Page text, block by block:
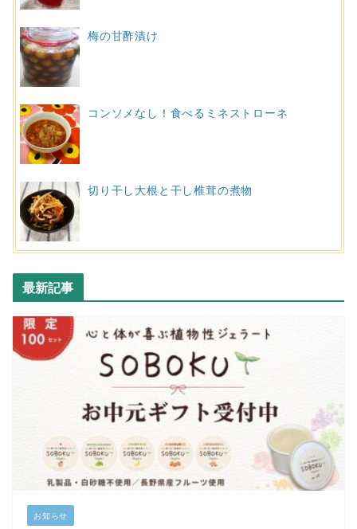
梅の甘酢漬け
コンソメなし！食べるミネストローネ
切り干し大根と干し椎茸の煮物
最新記事
お知らせ